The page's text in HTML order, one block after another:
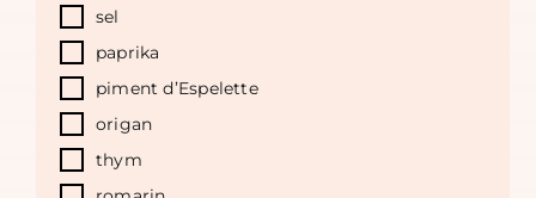
sel
paprika
piment d’Espelette
origan
thym